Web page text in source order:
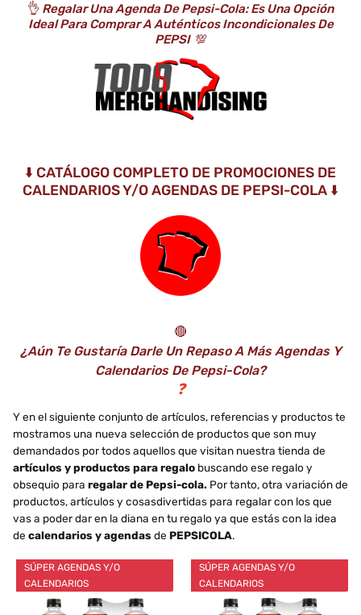
👌 Regalar Una Agenda De Pepsi-Cola: Es Una Opción
Ideal Para Comprar A Auténticos Incondicionales De
PEPSI 💯
⬇️ CATÁLOGO COMPLETO DE PROMOCIONES DE
CALENDARIOS Y/O AGENDAS DE PEPSI-COLA ⬇️
🔴
¿Aún Te Gustaría Darle Un Repaso A Más Agendas Y
Calendarios De Pepsi-Cola?
❓
Y en el siguiente conjunto de artículos, referencias y productos te
mostramos una nueva selección de productos que son muy
demandados por todos aquellos que visitan nuestra tienda de
artículos y productos para regalo buscando ese regalo y
obsequio para regalar de Pepsi-cola. Por tanto, otra variación de
productos, artículos y cosasdivertidas para regalar con los que
vas a poder dar en la diana en tu regalo ya que estás con la idea
de calendarios y agendas de PEPSICOLA.
SÚPER AGENDAS Y/O
CALENDARIOS
SÚPER AGENDAS Y/O
CALENDARIOS